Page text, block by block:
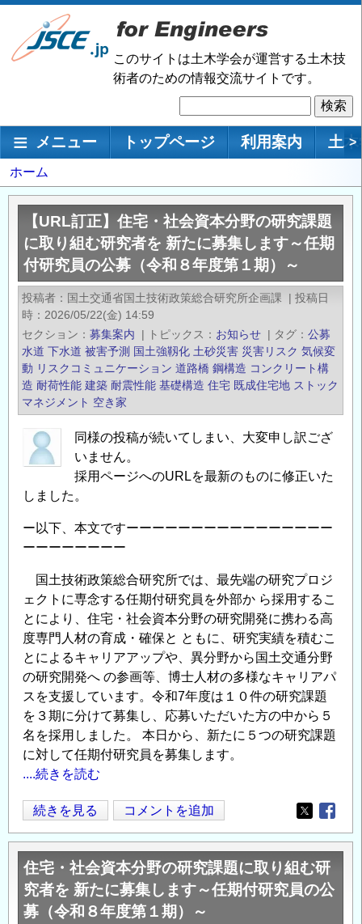
メ
ン
移
このサイトは土木学会が運営する土木技
術者のための情報交流サイトです。
索
メインナビゲーション
メニュー トップページ 利用案内 土 >
パ
ン
ホーム
【URL訂正】住宅・社会資本分野の研究課題
に取り組む研究者を 新たに募集します～任期
付研究員の公募（令和８年度第１期）～
投稿者 国土交通省国土技術政策総合研究所企画課 | 投稿日
時
2026/05/22(金) 14:59
セクション
募集案内 | トピックス お知らせ | タグ
公募
水道 下水道 被害予測 国土強靱化 土砂災害 災害リスク 気候変
動 リスクコミュニケーション 道路橋 鋼構造 コンクリート構
造 耐荷性能 建築 耐震性能 基礎構造 住宅 既成住宅地 ストック
マネジメント 空き家
同様の投稿が続いてしまい、大変申し訳ござ
いません。
採用ページへのURLを最新のものに修正いた
しました。
ー以下、本文ですーーーーーーーーーーーーーーーー
ーーーーーーーー
国土技術政策総合研究所では、最先端の研究プロジ
ェクトに専念する任期付研究員を外部か ら採用するこ
とにより、住宅・社会資本分野の研究開発に携わる高
度専門人材の育成・確保と ともに、研究実績を積むこ
とによるキャリアアップや、異分野から国土交通分野
の研究開発へ の参画等、博士人材の多様なキャリアパ
スを支援しています。令和7年度は１０件の研究課題
を３期に分けて募集し、応募いただいた方の中から５
名を採用しました。 本日から、新たに５つの研究課題
に対して任期付研究員を募集します。
....続きを読む
【URL
訂
正】
住
宅・
社
続きを見る コメントを追加
Opens in
住宅・社会資本分野の研究課題に取り組む研
究者を 新たに募集します～任期付研究員の公
募（令和８年度第１期）～